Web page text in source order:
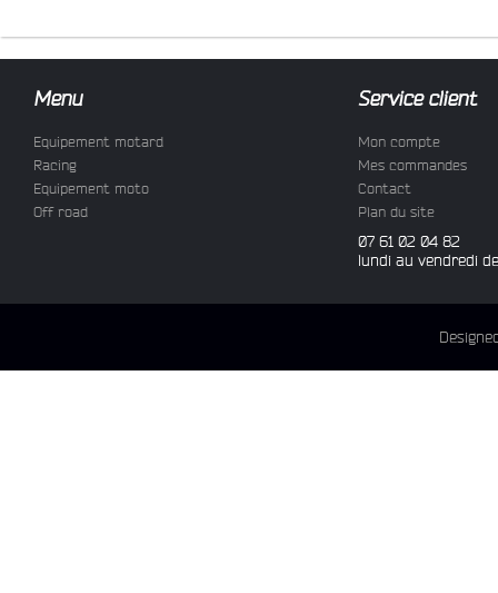
Menu
Equipement motard
Racing
Equipement moto
Off road
Service client
Mon compte
Mes commandes
Contact
Plan du site
07 61 02 04 82
lundi au vendredi